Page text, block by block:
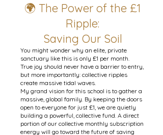
🌍 The Power of the £1
Ripple:
Saving Our Soil
You might wonder why an elite, private
sanctuary like this is only £1 per month.
True joy should never have a barrier to entry,
but more importantly: collective ripples
create massive tidal waves.
My grand vision for this school is to gather a
massive, global family. By keeping the doors
open to everyone for just £1, we are quietly
building a powerful, collective fund. A direct
portion of our collective monthly subscription
energy will go toward the future of saving